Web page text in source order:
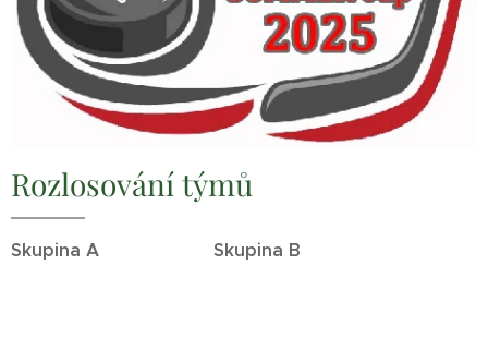
Rozlosování týmů
Skupina A Skupina B